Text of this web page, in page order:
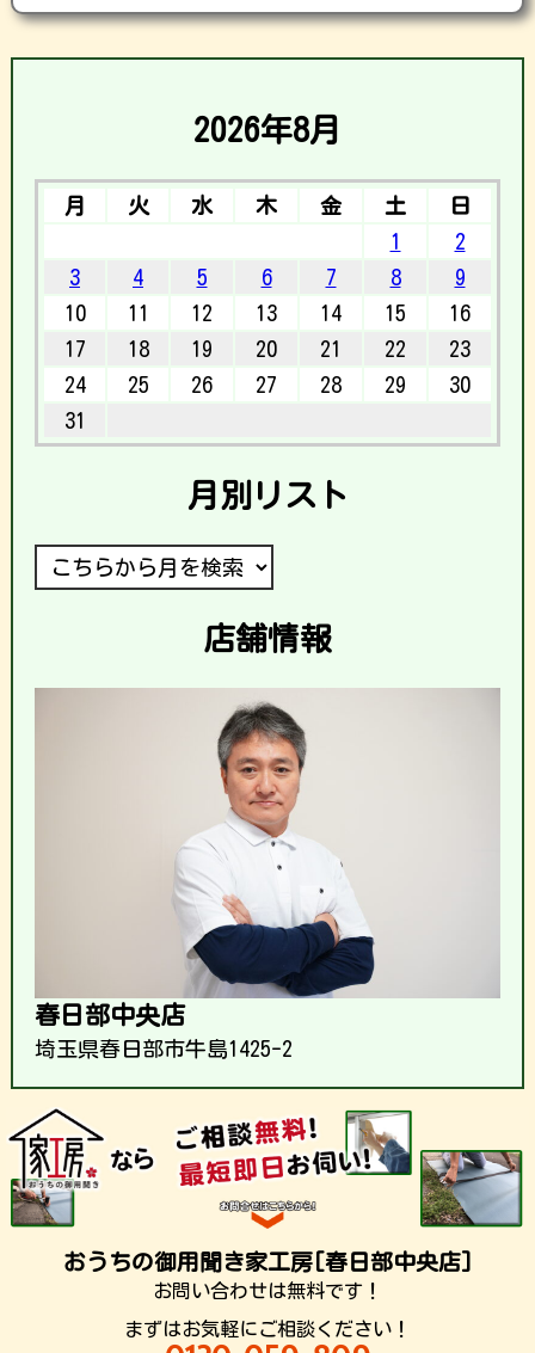
2026年8月
月 火 水 木 金 土
日
1
2
3
4 5 6 7 8
9
10
11 12 13 14 15
16
17
18 19 20 21 22
23
24
25 26 27 28 29
30
31
月別リスト
店舗情報
春日部中央店
埼玉県春日部市牛島1425-2
おうちの御用聞き家工房[春日部中央店]
お問い合わせは無料です！
まずはお気軽にご相談ください！